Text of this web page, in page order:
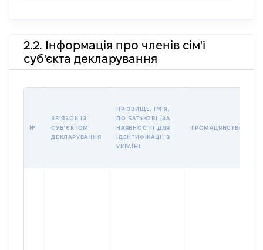
2.2. Інформація про членів сім'ї
суб'єкта декларування
№
ЗВʼЯЗОК ІЗ
СУБʼЄКТОМ
ДЕКЛАРУВАННЯ
ПРІЗВИЩЕ, ІМʼЯ,
ПО БАТЬКОВІ (ЗА
НАЯВНОСТІ) ДЛЯ
ІДЕНТИФІКАЦІЇ В
УКРАЇНІ
ГРОМАДЯНСТВО